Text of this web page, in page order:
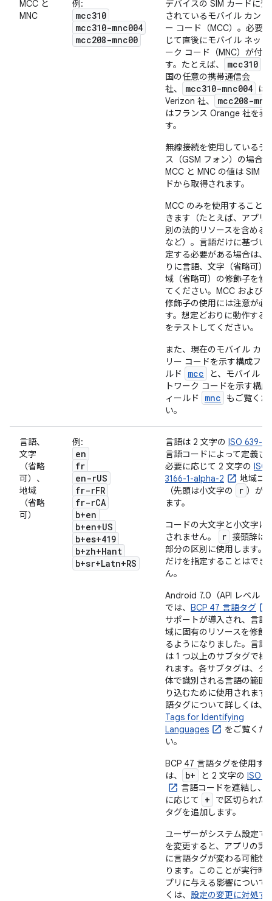
MCC と
MNC
例:
mcc310
mcc310-mnc004
mcc208-mnc00
デバイスの SIM カードに登
されているモバイル カント
ー コード（MCC）。必要
じて直後にモバイル ネット
ーク コード（MNC）が付
す。たとえば、
mcc310
国の任意の携帯通信会
社、
mcc310-mnc004
は
Verizon 社、
mcc208-
はフランス Orange 社を表
す。
無線接続を使用しているデ
ス（GSM フォン）の場合、
MCC と MNC の値は SIM
ドから取得されます。
MCC のみを使用すること
きます（たとえば、アプリ
別の法的リソースを含める
など）。言語だけに基づい
定する必要がある場合は、
りに言語、文字（省略可）
域（省略可）の修飾子を使
てください。 MCC および
修飾子の使用には注意が必
す。想定どおりに動作する
をテストしてください。
また、現在のモバイル カン
リー コードを示す構成フィ
ルド
mcc
と、モバイル
トワーク コードを示す構成
ィールド
mnc
もご覧くだ
い。
言語、
文字
（省略
可）、
地域
（省略
可）
例:
en
fr
en-rUS
fr-rFR
fr-rCA
b+en
b+en+US
b+es+419
b+zh+Hant
b+sr+Latn+RS
言語は 2 文字の ISO 639-1
言語コードによって定義さ
必要に応じて 2 文字の ISO
3166-1-alpha-2
地域コ
（先頭は小文字の
r ）が
ます。
コードの大文字と小文字は
されません。
r 接頭辞は
部分の区別に使用します。
だけを指定することはでき
ん。
Android 7.0（API レベル
では、 BCP 47 言語タグ
サポートが導入され、言語
域に固有のリソースを修飾
るようになりました。言語
は 1 つ以上のサブタグで構
れます。各サブタグは、タ
体で識別される言語の範囲
り込むために使用されます
語タグについて詳しくは、
Tags for Identifying
Languages
をご覧くだ
い。
BCP 47 言語タグを使用す
は、
b+ と 2 文字の ISO
言語コードを連結し、
に応じて
+
で区切られた
タグを追加します。
ユーザーがシステム設定で
を変更すると、アプリの実
に言語タグが変わる可能性
ります。このことが実行時
プリに与える影響について
くは、 設定の変更に対処す